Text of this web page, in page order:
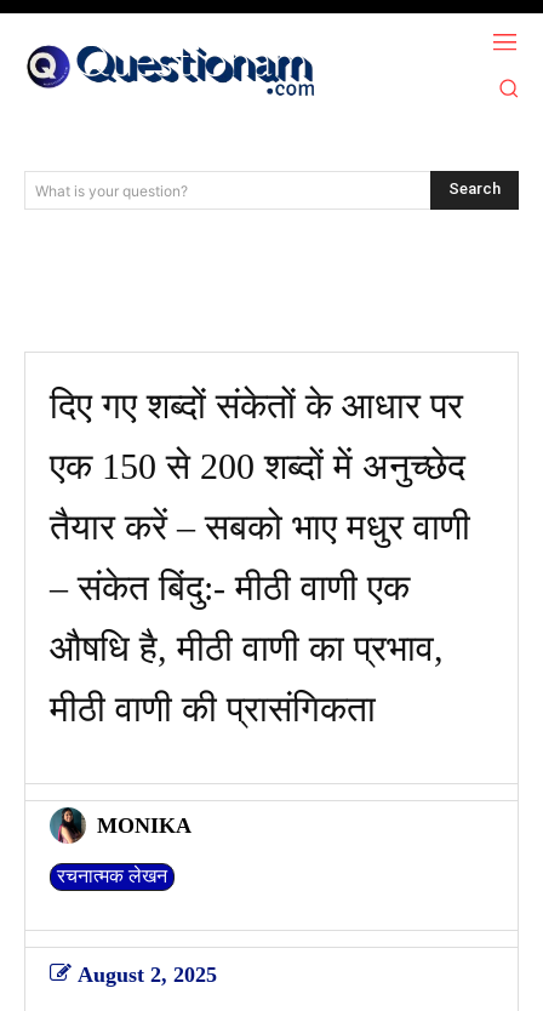
What is your question? Search
दिए गए शब्दों संकेतों के आधार पर
एक 150 से 200 शब्दों में अनुच्छेद
तैयार करें – सबको भाए मधुर वाणी
– संकेत बिंदु:- मीठी वाणी एक
औषधि है, मीठी वाणी का प्रभाव,
मीठी वाणी की प्रासंगिकता
MONIKA
रचनात्मक लेखन
August 2, 2025